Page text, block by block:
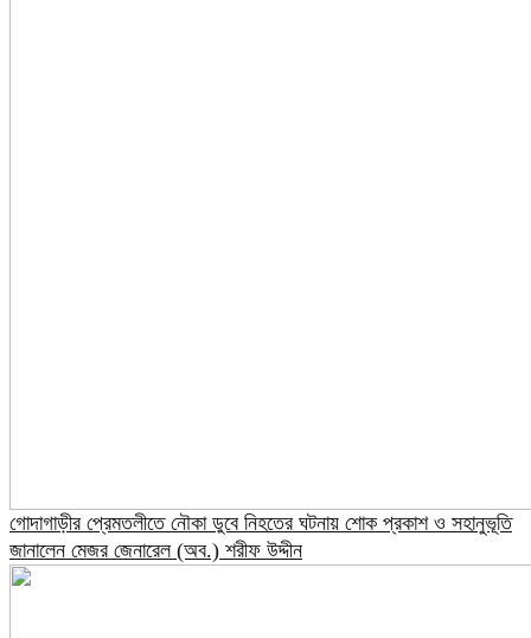
গোদাগাড়ীর প্রেমতলীতে নৌকা ডুবে নিহতের ঘটনায় শোক প্রকাশ ও সহানুভূতি
জানালেন মেজর জেনারেল (অব.) শরীফ উদ্দীন